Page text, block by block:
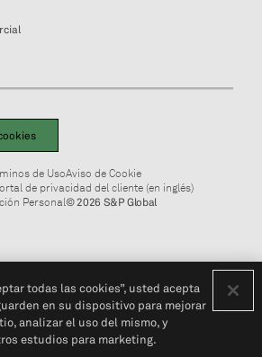
de UsoAviso de Cookie
de privacidad del cliente (en inglés)
Personal© 2026 S&P Global
todas las cookies”, usted acepta
en su dispositivo para mejorar
analizar el uso del mismo, y
estudios para marketing.